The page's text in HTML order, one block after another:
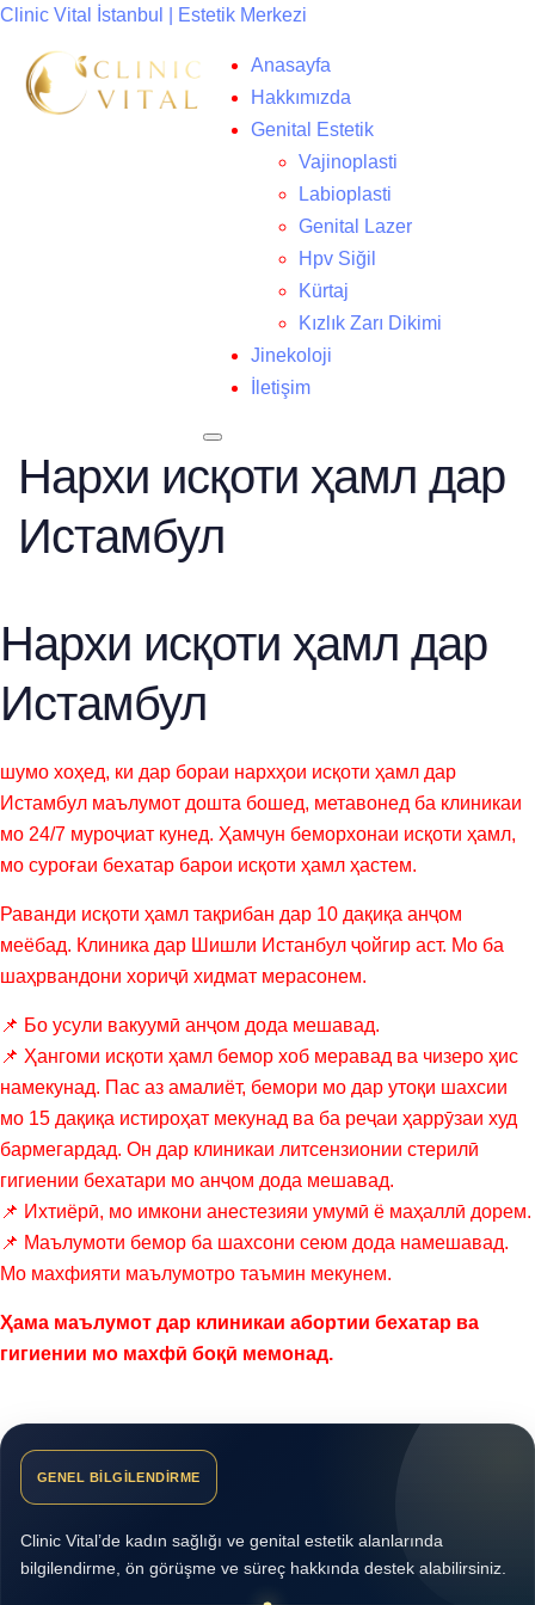
Clinic Vital İstanbul | Estetik Merkezi
Anasayfa
Hakkımızda
Genital Estetik
Vajinoplasti
Labioplasti
Genital Lazer
Hpv Siğil
Kürtaj
Kızlık Zarı Dikimi
Jinekoloji
İletişim
Нархи исқоти ҳамл дар
Истамбул
Нархи исқоти ҳамл дар
Истамбул
шумо хоҳед, ки дар бораи нархҳои исқоти ҳамл дар
Истамбул маълумот дошта бошед, метавонед ба клиникаи
мо 24/7 муроҷиат кунед. Ҳамчун беморхонаи исқоти ҳамл,
мо суроғаи бехатар барои исқоти ҳамл ҳастем.
Раванди исқоти ҳамл тақрибан дар 10 дақиқа анҷом
меёбад. Клиника дар Шишли Истанбул ҷойгир аст. Мо ба
шаҳрвандони хориҷӣ хидмат мерасонем.
📌 Бо усули вакуумӣ анҷом дода мешавад.
📌 Ҳангоми исқоти ҳамл бемор хоб меравад ва чизеро ҳис
намекунад. Пас аз амалиёт, бемори мо дар утоқи шахсии
мо 15 дақиқа истироҳат мекунад ва ба реҷаи ҳаррӯзаи худ
бармегардад. Он дар клиникаи литсензионии стерилӣ
гигиении бехатари мо анҷом дода мешавад.
📌 Ихтиёрӣ, мо имкони анестезияи умумӣ ё маҳаллӣ дорем.
📌 Маълумоти бемор ба шахсони сеюм дода намешавад.
Мо махфияти маълумотро таъмин мекунем.
Ҳама маълумот дар клиникаи абортии бехатар ва
гигиении мо махфӣ боқӣ мемонад.
GENEL BİLGİLENDİRME
Clinic Vital’de kadın sağlığı ve genital estetik alanlarında
bilgilendirme, ön görüşme ve süreç hakkında destek alabilirsiniz.